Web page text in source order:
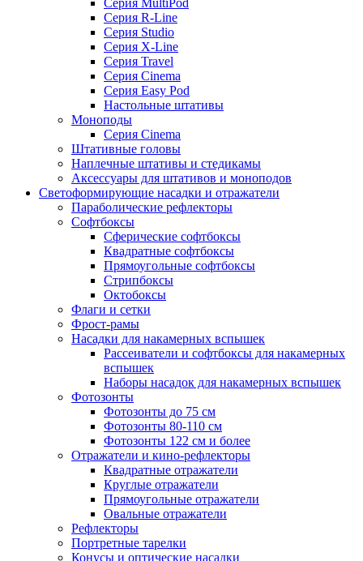
Серия MultiPod
Серия R-Line
Серия Studio
Серия X-Line
Серия Travel
Серия Cinema
Серия Easy Pod
Настольные штативы
Моноподы
Серия Cinema
Штативные головы
Наплечные штативы и стедикамы
Аксессуары для штативов и моноподов
Светоформирующие насадки и отражатели
Параболические рефлекторы
Софтбоксы
Сферические софтбоксы
Квадратные софтбоксы
Прямоугольные софтбоксы
Стрипбоксы
Октобоксы
Флаги и сетки
Фрост-рамы
Насадки для накамерных вспышек
Рассеиватели и софтбоксы для накамерных
вспышек
Наборы насадок для накамерных вспышек
Фотозонты
Фотозонты до 75 см
Фотозонты 80-110 см
Фотозонты 122 см и более
Отражатели и кино-рефлекторы
Квадратные отражатели
Круглые отражатели
Прямоугольные отражатели
Овальные отражатели
Рефлекторы
Портретные тарелки
Конусы и оптические насадки